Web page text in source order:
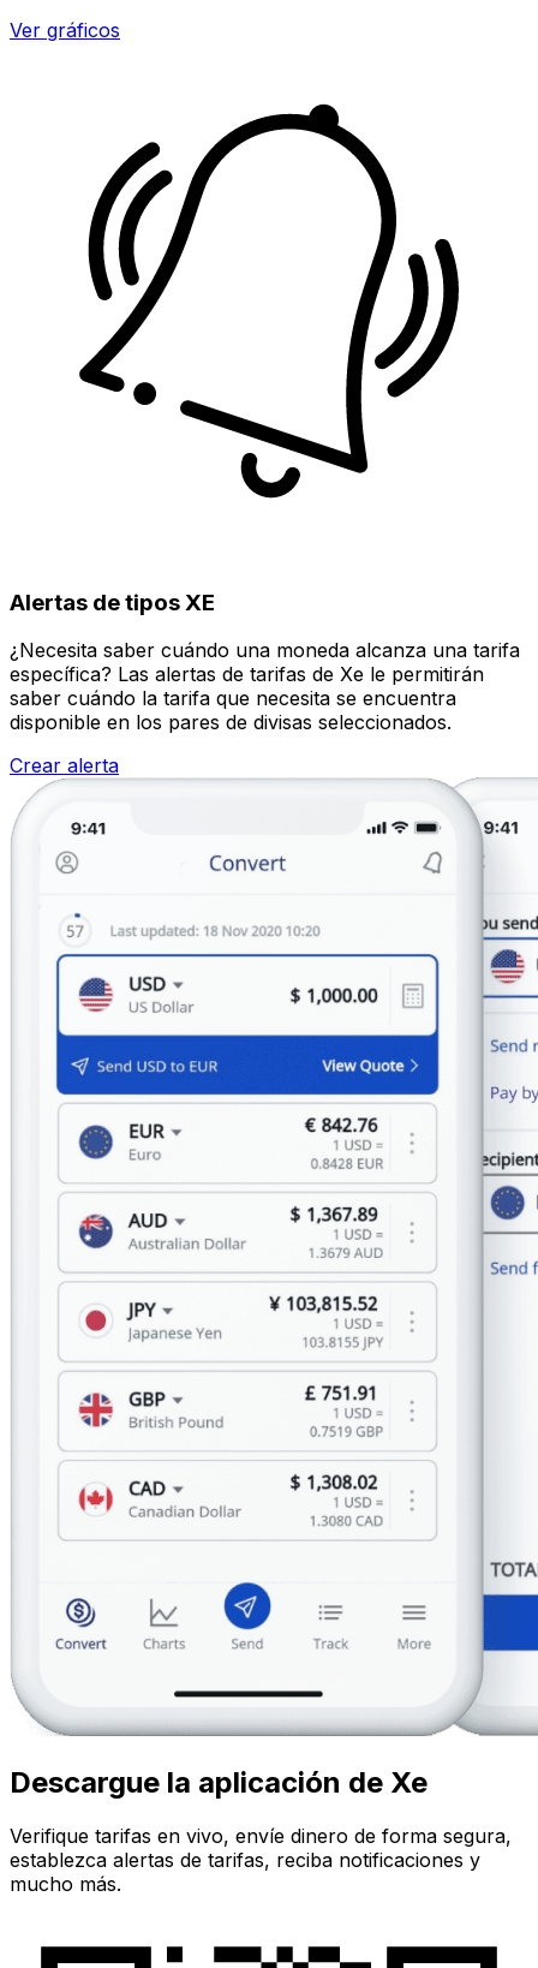
Ver gráficos
Alertas de tipos XE
¿Necesita saber cuándo una moneda alcanza una tarifa
específica? Las alertas de tarifas de Xe le permitirán
saber cuándo la tarifa que necesita se encuentra
disponible en los pares de divisas seleccionados.
Crear alerta
Descargue la aplicación de Xe
Verifique tarifas en vivo, envíe dinero de forma segura,
establezca alertas de tarifas, reciba notificaciones y
mucho más.